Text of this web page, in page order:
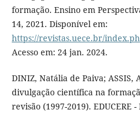
formação. Ensino em
14, 2021. Disponível em:
https://revistas.uece.br/
Acesso em: 24 jan. 2024.
DINIZ, Natália de Paiva; ASSIS,
divulgação científica na
revisão (1997-2019). EDUCERE